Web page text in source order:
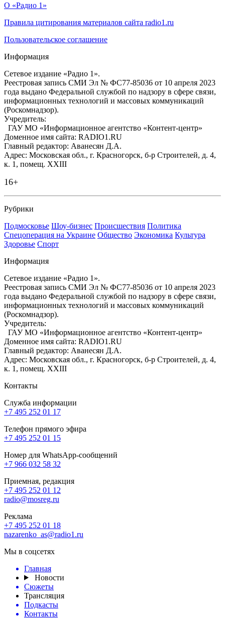
О «Радио 1»
Правила цитирования материалов сайта radio1.ru
Пользовательское соглашение
Информация
Сетевое издание «Радио 1».
Реестровая запись СМИ Эл № ФС77-85036 от 10 апреля 2023
года выдано Федеральной службой по надзору в сфере связи,
информационных технологий и массовых коммуникаций
(Роскомнадзор).
Учредитель:
ГАУ МО «Информационное агентство «Контент-центр»
Доменное имя сайта: RADIO1.RU
Главный редактор: Аванесян Д.А.
Адрес: Московская обл., г. Красногорск, б-р Строителей, д. 4,
к. 1, помещ. XXIII
16+
Рубрики
Подмосковье Шоу-бизнес Происшествия Политика
Спецоперация на Украине Общество Экономика Культура
Здоровье Спорт
Информация
Сетевое издание «Радио 1».
Реестровая запись СМИ Эл № ФС77-85036 от 10 апреля 2023
года выдано Федеральной службой по надзору в сфере связи,
информационных технологий и массовых коммуникаций
(Роскомнадзор).
Учредитель:
ГАУ МО «Информационное агентство «Контент-центр»
Доменное имя сайта: RADIO1.RU
Главный редактор: Аванесян Д.А.
Адрес: Московская обл., г. Красногорск, б-р Строителей, д. 4,
к. 1, помещ. XXIII
Контакты
Служба информации
+7 495 252 01 17
Телефон прямого эфира
+7 495 252 01 15
Номер для WhatsApp-сообщений
+7 966 032 58 32
Приемная, редакция
+7 495 252 01 12
radio@mosreg.ru
Реклама
+7 495 252 01 18
nazarenko_as@radio1.ru
Мы в соцсетях
Главная
Новости
Сюжеты
Трансляция
Подкасты
Контакты